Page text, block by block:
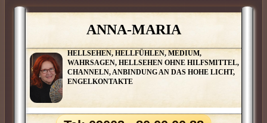
ANNA-MARIA
HELLSEHEN, HELLFÜHLEN, MEDIUM,
WAHRSAGEN, HELLSEHEN OHNE HILFSMITTEL,
CHANNELN, ANBINDUNG AN DAS HOHE LICHT,
ENGELKONTAKTE